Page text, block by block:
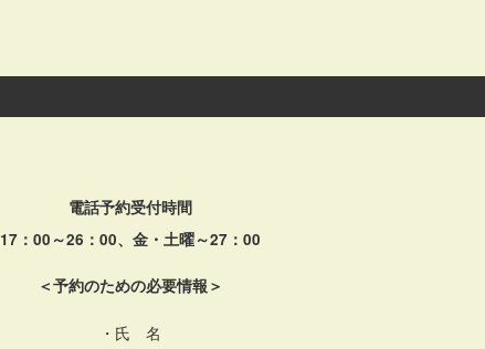
電話予約受付時間
17：00～26：00、金・土曜～27：00
＜予約のための必要情報＞
・氏 名